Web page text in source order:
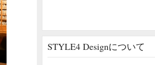
STYLE4 Designについて